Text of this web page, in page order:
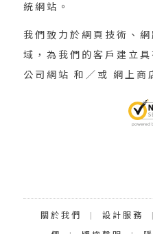
統網站。
我們致力於網頁技術、
域，為我們的客戶建立
公司網站 和／或 網上商
關於我們 | 設計服務 |